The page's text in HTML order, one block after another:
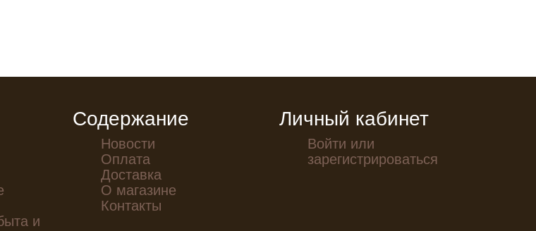
и
Содержание
Новости
Оплата
Доставка
О магазине
Контакты
Личный кабинет
Войти или
зарегистрироваться